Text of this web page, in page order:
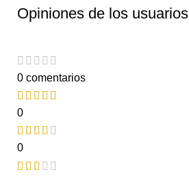
Opiniones de los usuarios
0 comentarios
0
0